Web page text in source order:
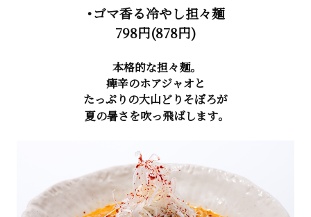
・ゴマ香る冷やし担々麺
798円(878円)
本格的な担々麺。
痺辛のホアジャオと
たっぷりの大山どりそぼろが
夏の暑さを吹っ飛ばします。